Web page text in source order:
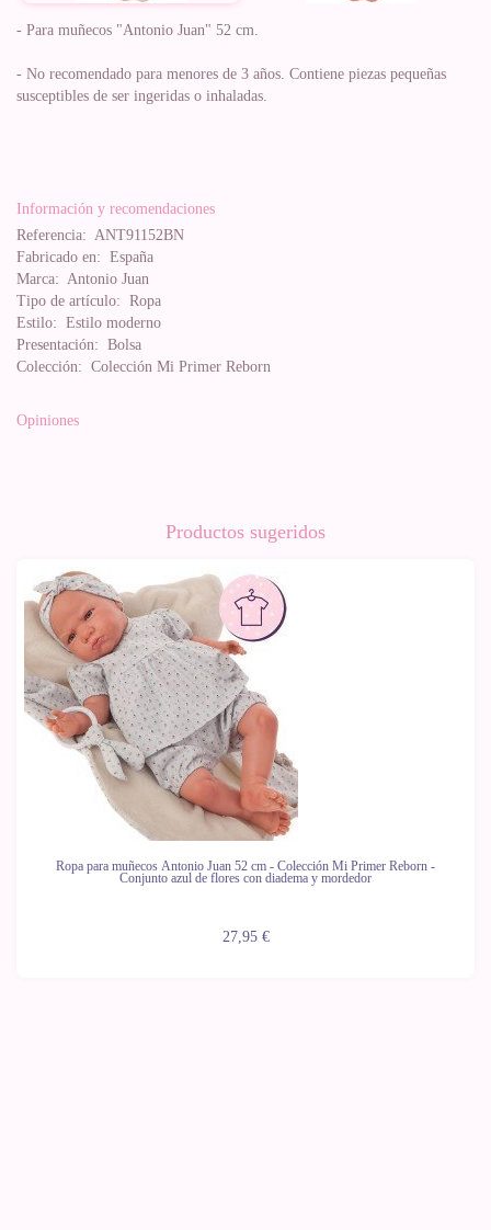
- Para muñecos "Antonio Juan" 52 cm.
- No recomendado para menores de 3 años. Contiene piezas pequeñas
susceptibles de ser ingeridas o inhaladas.
Información y recomendaciones
Referencia: ANT91152BN
Fabricado en: España
Marca: Antonio Juan
Tipo de artículo: Ropa
Estilo: Estilo moderno
Presentación: Bolsa
Colección: Colección Mi Primer Reborn
Opiniones
Productos sugeridos
Ropa para muñecos Antonio Juan 52 cm - Colección Mi Primer Reborn -
Conjunto azul de flores con diadema y mordedor
27,95 €